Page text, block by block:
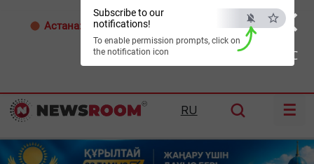
×
ESC
Subscribe to our
notifications!
To enable permission prompts, click on
the notification icon
Астана: 25°C Алматы: Шымкент:38°C
RU ☰